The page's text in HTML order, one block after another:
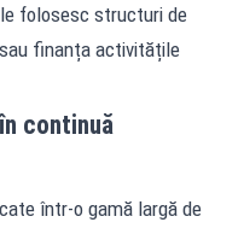
folosesc structuri de
finanța activitățile
continuă
într-o gamă largă de